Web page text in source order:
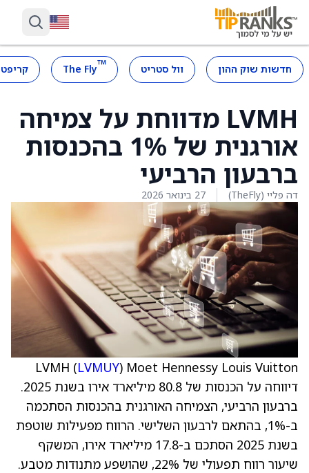
חדשות שוק ההון וול סטריט ™
The Fly
LVMH מדווחת על צמיחה
אורגנית של 1% בהכנסות
ברבעון הרביעי
דה פליי (TheFly) 27 בינואר 2026
LVMH (LVMUY) Moet Hennessy Louis Vuitton
דיווחה על הכנסות של 80.8 מיליארד אירו בשנת 2025.
ברבעון הרביעי, הצמיחה האורגנית בהכנסות הסתכמה
ב-1%, בהתאם לרבעון השלישי. הרווח מפעילות שוטפת
בשנת 2025 הסתכם ב-17.8 מיליארד אירו, המשקף
שיעור רווח תפעולי של 22%, שהושפע מתנודות מטבע.